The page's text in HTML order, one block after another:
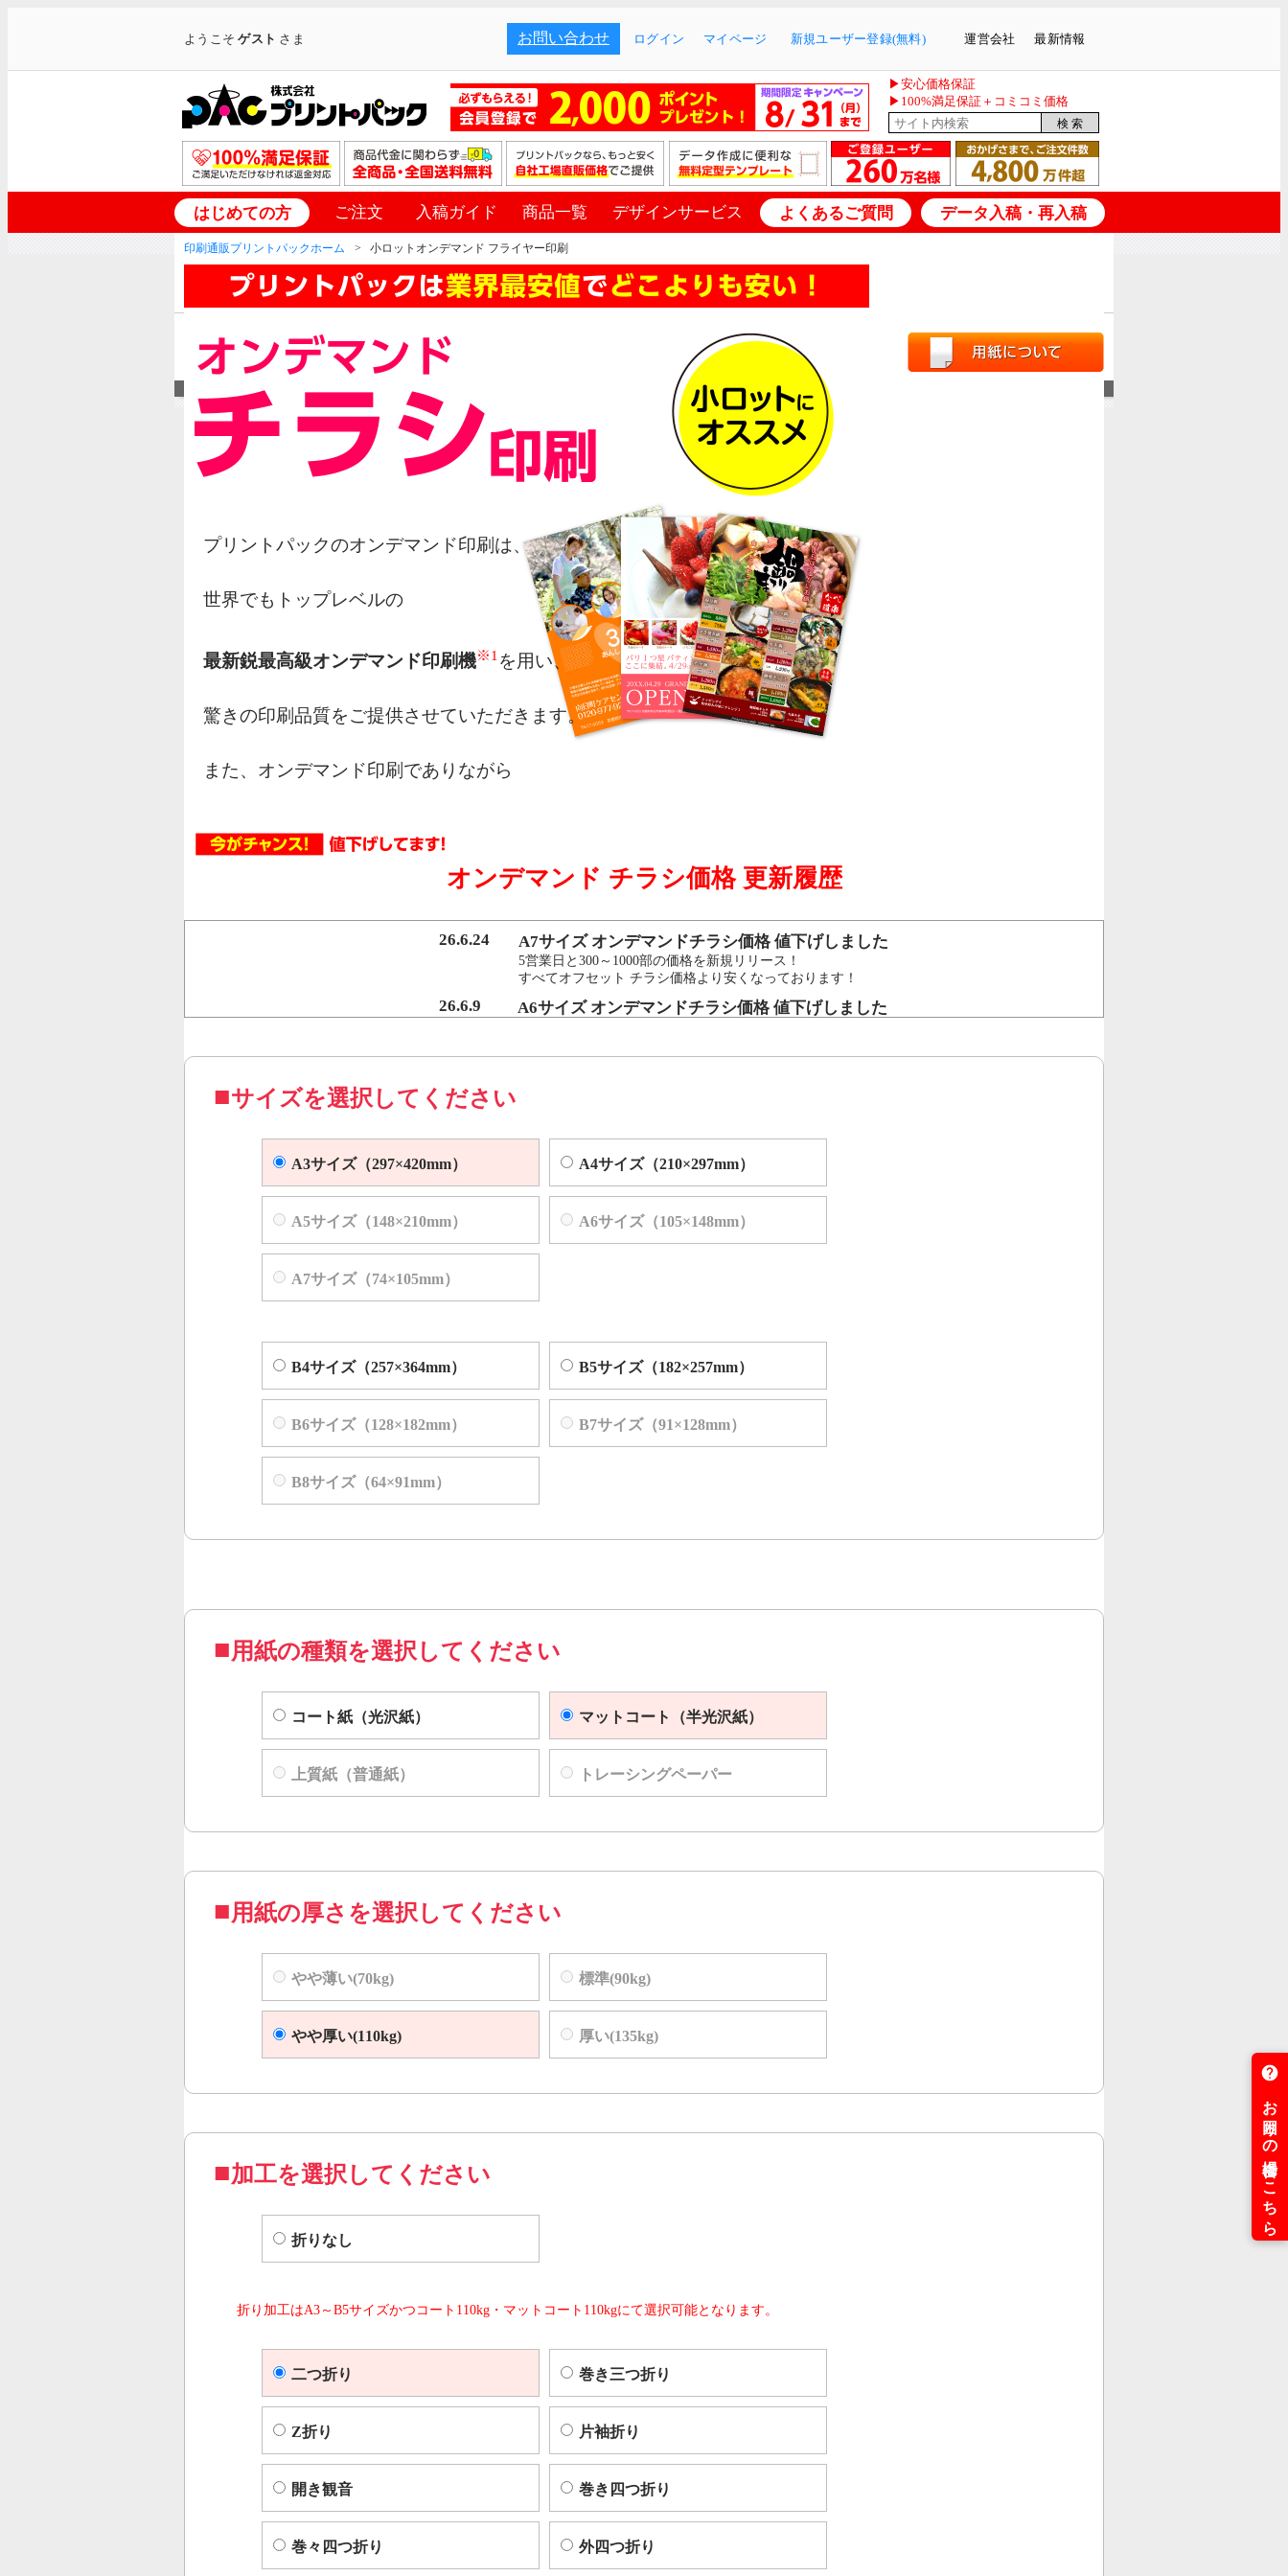
ようこそゲスト さま お問い合わせ ログイン マイページ 新規ユーザー登録(無料) 運営会社 最新情報
▶安心価格保証
▶100%満足保証＋コミコミ価格
はじめての方 ご注文 入稿ガイド 商品一覧 デザインサービス よくあるご質問 データ入稿・再入稿
印刷通販プリントパックホーム 小ロットオンデマンド フライヤー印刷
プリントパックのオンデマンド印刷は、
世界でもトップレベルの
最新鋭最高級オンデマンド印刷機※1 を用い、
驚きの印刷品質をご提供させていただきます。
また、オンデマンド印刷でありながら
行うことで、従来のオンデマンド印刷機よりも
オフセット印刷に近い品質を実現いたしました。
コピー機やレーザープリンター等によくある色ムラや汚れを、発生する前に検出し自動的に修正する技術。
オンデマンド チラシ価格 更新履歴
26.6.24 A7サイズ オンデマンドチラシ価格 値下げしました
5営業日と300～1000部の価格を新規リリース！
すべてオフセット チラシ価格より安くなっております！
26.6.9 A6サイズ オンデマンドチラシ価格 値下げしました
サイズを選択してください
A3サイズ（297×420mm） A4サイズ（210×297mm）
A5サイズ（148×210mm） A6サイズ（105×148mm）
A7サイズ（74×105mm）
B4サイズ（257×364mm） B5サイズ（182×257mm）
B6サイズ（128×182mm） B7サイズ（91×128mm）
B8サイズ（64×91mm）
用紙の種類を選択してください
コート紙（光沢紙） マットコート（半光沢紙）
上質紙（普通紙） トレーシングペーパー
用紙の厚さを選択してください
やや薄い(70kg) 標準(90kg)
やや厚い(110kg) 厚い(135kg)
加工を選択してください
折りなし
折り加工はA3～B5サイズかつコート110kg・マットコート110kgにて選択可能となります。
二つ折り 巻き三つ折り
Z折り 片袖折り
開き観音 巻き四つ折り
巻々四つ折り 外四つ折り